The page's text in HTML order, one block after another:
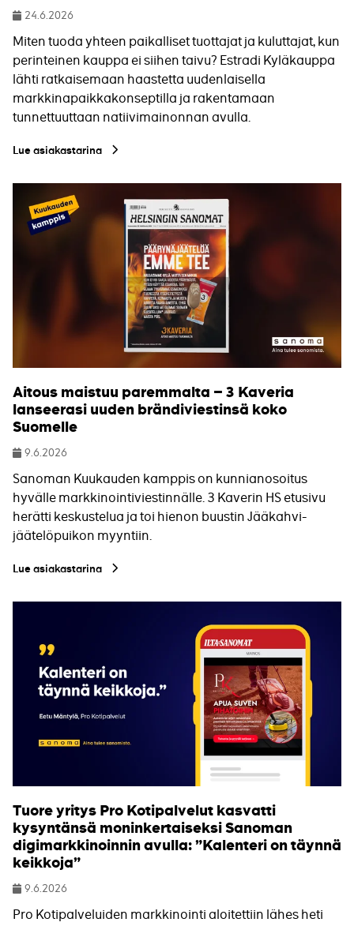
Julkaistu
24.6.2026
Miten tuoda yhteen paikalliset tuottajat ja kuluttajat, kun
perinteinen kauppa ei siihen taivu? Estradi Kyläkauppa
lähti ratkaisemaan haastetta uudenlaisella
markkinapaikkakonseptilla ja rakentamaan
tunnettuuttaan natiivimainonnan avulla.
Lue asiakastarina
Aitous maistuu paremmalta – 3 Kaveria
lanseerasi uuden brändiviestinsä koko
Suomelle
Julkaistu
9.6.2026
Sanoman Kuukauden kamppis on kunnianosoitus
hyvälle markkinointiviestinnälle. 3 Kaverin HS etusivu
herätti keskustelua ja toi hienon buustin Jääkahvi-
jäätelöpuikon myyntiin.
Lue asiakastarina
Tuore yritys Pro Kotipalvelut kasvatti
kysyntänsä moninkertaiseksi Sanoman
digimarkkinoinnin avulla: ”Kalenteri on täynnä
keikkoja”
Julkaistu
9.6.2026
Pro Kotipalveluiden markkinointi aloitettiin lähes heti